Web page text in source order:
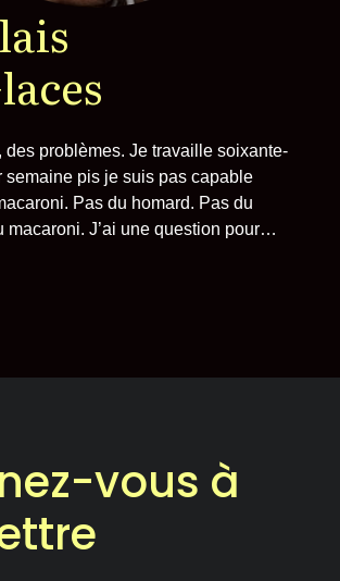
des problèmes. Je travaille soixante-
semaine pis je suis pas capable
Pas du homard. Pas du
macaroni. J’ai une question pour
Moi, je me serre la ceinture. Matin,
vous à